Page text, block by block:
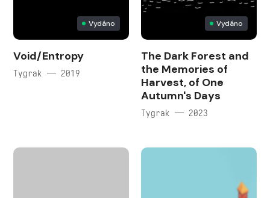
Vydáno
Void/Entropy
Tygrak — 2019
Vydáno
The Dark Forest and
the Memories of
Harvest, of One
Autumn's Days
Tygrak — 2023